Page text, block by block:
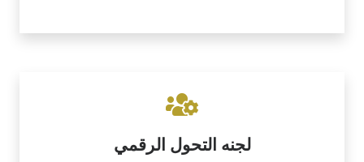
لجنه التحول الرقمي